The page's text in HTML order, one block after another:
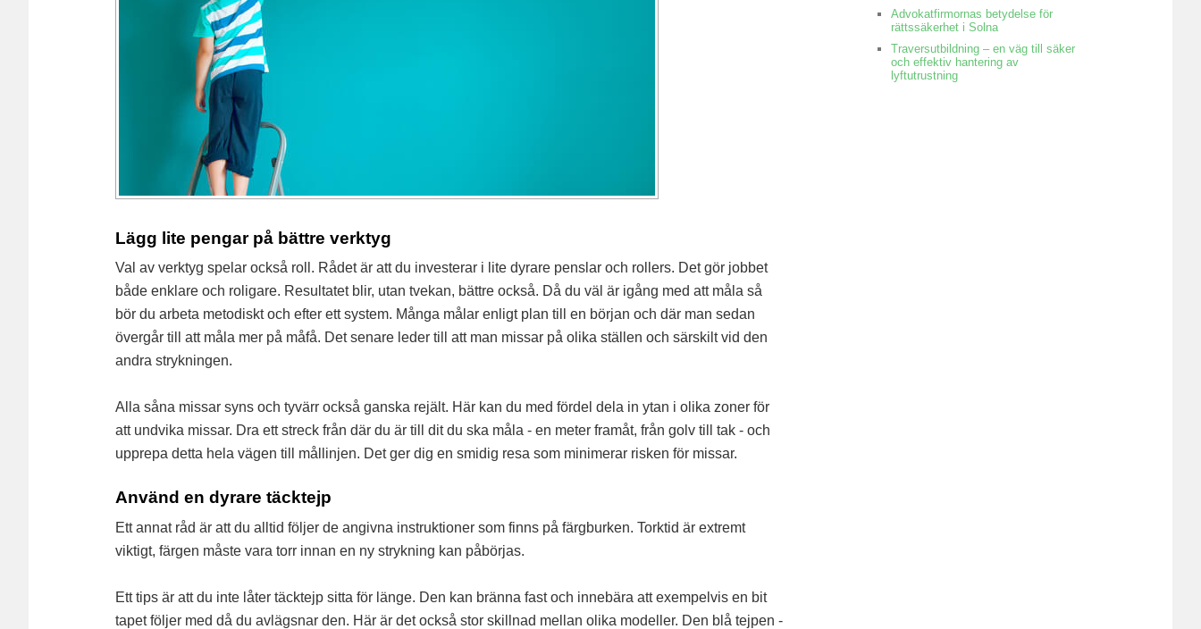
Lägg lite pengar på bättre verktyg
Val av verktyg spelar också roll. Rådet är att du investerar i lite dyrare penslar och rollers. Det gör jobbet
både enklare och roligare. Resultatet blir, utan tvekan, bättre också. Då du väl är igång med att måla så
bör du arbeta metodiskt och efter ett system. Många målar enligt plan till en början och där man sedan
övergår till att måla mer på måfå. Det senare leder till att man missar på olika ställen och särskilt vid den
andra strykningen.
Alla såna missar syns och tyvärr också ganska rejält. Här kan du med fördel dela in ytan i olika zoner för
att undvika missar. Dra ett streck från där du är till dit du ska måla - en meter framåt, från golv till tak - och
upprepa detta hela vägen till mållinjen. Det ger dig en smidig resa som minimerar risken för missar.
Använd en dyrare täcktejp
Ett annat råd är att du alltid följer de angivna instruktioner som finns på färgburken. Torktid är extremt
viktigt, färgen måste vara torr innan en ny strykning kan påbörjas.
Ett tips är att du inte låter täcktejp sitta för länge. Den kan bränna fast och innebära att exempelvis en bit
tapet följer med då du avlägsnar den. Här är det också stor skillnad mellan olika modeller. Den blå tejpen -
Advokatfirmornas betydelse för
rättssäkerhet i Solna
Traversutbildning – en väg till säker
och effektiv hantering av
lyftutrustning